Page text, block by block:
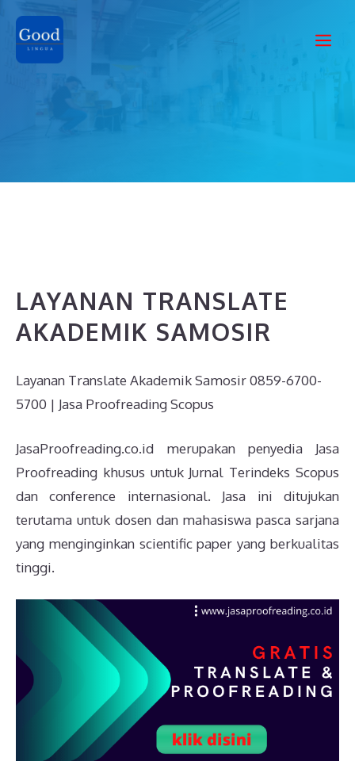
content
LAYANAN TRANSLATE
AKADEMIK SAMOSIR
Layanan Translate Akademik Samosir 0859-6700-
5700 | Jasa Proofreading Scopus
JasaProofreading.co.id merupakan penyedia Jasa
Proofreading khusus untuk Jurnal Terindeks Scopus
dan conference internasional. Jasa ini ditujukan
terutama untuk dosen dan mahasiswa pasca sarjana
yang menginginkan scientific paper yang berkualitas
tinggi.